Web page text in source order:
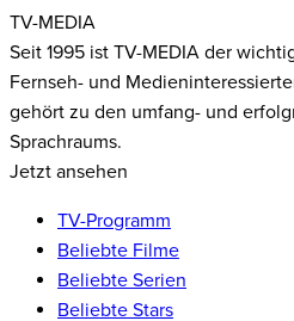
TV-MEDIA
Seit 1995 ist TV-MEDIA der
Fernseh- und
gehört zu den umfang- und
Sprachraums.
Jetzt ansehen
TV-Programm
Beliebte Filme
Beliebte Serien
Beliebte Stars